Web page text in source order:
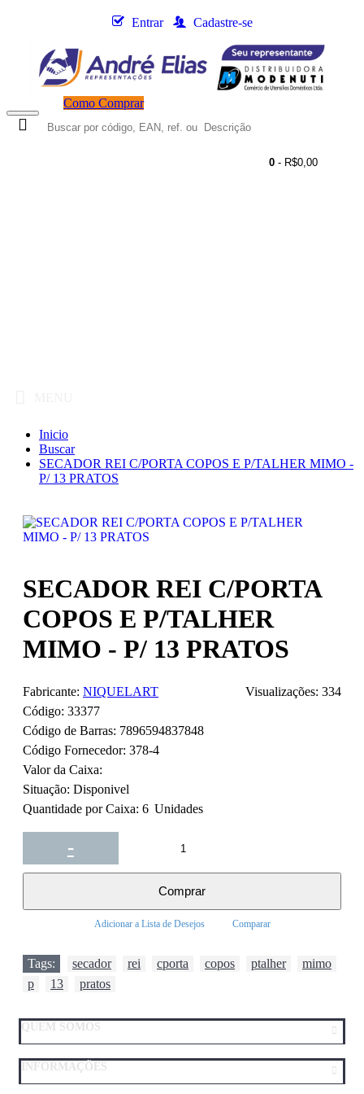
Entrar Cadastre-se
Como Comprar
0 - R$0,00
Inicio
Buscar
SECADOR REI C/PORTA COPOS E P/TALHER MIMO -
P/ 13 PRATOS
SECADOR REI C/PORTA
COPOS E P/TALHER
MIMO - P/ 13 PRATOS
Visualizações: 334
Fabricante: NIQUELART
Código: 33377
Código de Barras: 7896594837848
Código Fornecedor: 378-4
Valor da Caixa:
Situação: Disponivel
Quantidade por Caixa: 6 Unidades
-
+
Comprar
Adicionar a Lista de Desejos Comparar
Tags: secador rei cporta copos ptalher mimo
p
13 pratos
QUEM SOMOS
INFORMAÇÕES